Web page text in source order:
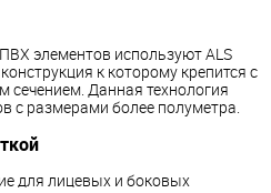
элементов используют ALS
к которому крепится с
Данная технология
с размерами более полуметра.
для лицевых и боковых